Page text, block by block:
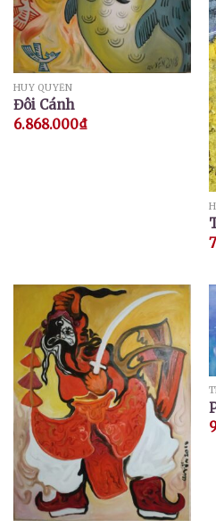
HUY QUYỂN
Đôi Cánh
6.868.000₫